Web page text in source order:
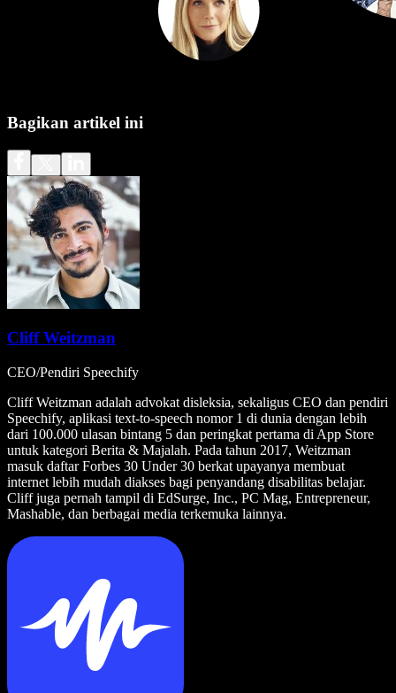
Bagikan artikel ini
Cliff Weitzman
CEO/Pendiri Speechify
Cliff Weitzman adalah advokat disleksia, sekaligus CEO dan pendiri
Speechify, aplikasi text-to-speech nomor 1 di dunia dengan lebih
dari 100.000 ulasan bintang 5 dan peringkat pertama di App Store
untuk kategori Berita & Majalah. Pada tahun 2017, Weitzman
masuk daftar Forbes 30 Under 30 berkat upayanya membuat
internet lebih mudah diakses bagi penyandang disabilitas belajar.
Cliff juga pernah tampil di EdSurge, Inc., PC Mag, Entrepreneur,
Mashable, dan berbagai media terkemuka lainnya.